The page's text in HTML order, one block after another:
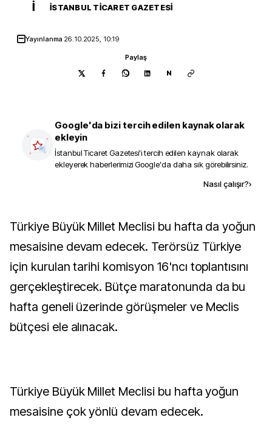
İ İSTANBUL TICARET GAZETESI
Yayınlanma 26.10.2025, 10:19
Paylaş
N
Google'da bizi tercih edilen kaynak olarak
ekleyin
İstanbul Ticaret Gazetesi'i tercih edilen kaynak olarak
ekleyerek haberlerimizi Google'da daha sık görebilirsiniz.
Nasıl çalışır?›
Türkiye Büyük Millet Meclisi bu hafta da yoğun
mesaisine devam edecek. Terörsüz Türkiye
için kurulan tarihi komisyon 16'ncı toplantısını
gerçekleştirecek. Bütçe maratonunda da bu
hafta geneli üzerinde görüşmeler ve Meclis
bütçesi ele alınacak.
Türkiye Büyük Millet Meclisi bu hafta yoğun
mesaisine çok yönlü devam edecek.